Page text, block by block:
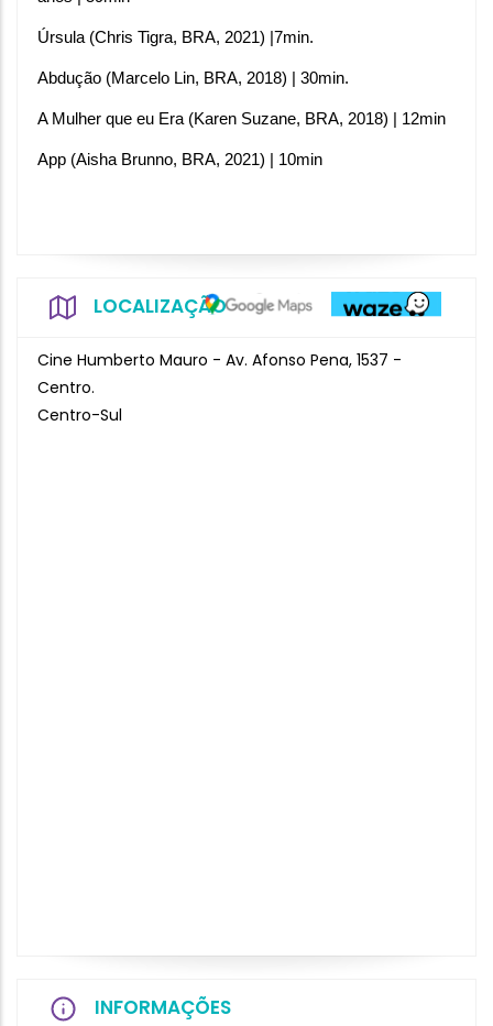
Úrsula (Chris Tigra, BRA, 2021) |7min.
Abdução (Marcelo Lin, BRA, 2018) | 30min.
A Mulher que eu Era (Karen Suzane, BRA, 2018) | 12min
App (Aisha Brunno, BRA, 2021) | 10min
LOCALIZAÇÃO
Cine Humberto Mauro - Av. Afonso Pena, 1537 -
Centro.
Centro-Sul
INFORMAÇÕES